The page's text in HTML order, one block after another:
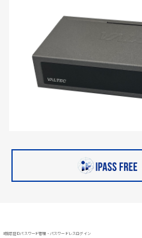
#顔認証 IDパスワード管理・パスワードレスログイン